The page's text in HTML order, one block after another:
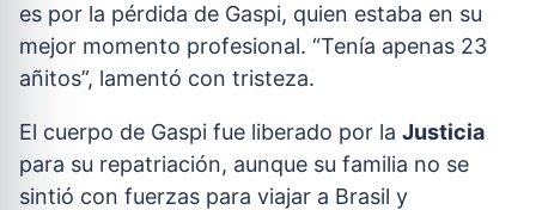
es por la pérdida de Gaspi, quien estaba en su
mejor momento profesional. “Tenía apenas 23
añitos”, lamentó con tristeza.
El cuerpo de Gaspi fue liberado por la Justicia
para su repatriación, aunque su familia no se
sintió con fuerzas para viajar a Brasil y